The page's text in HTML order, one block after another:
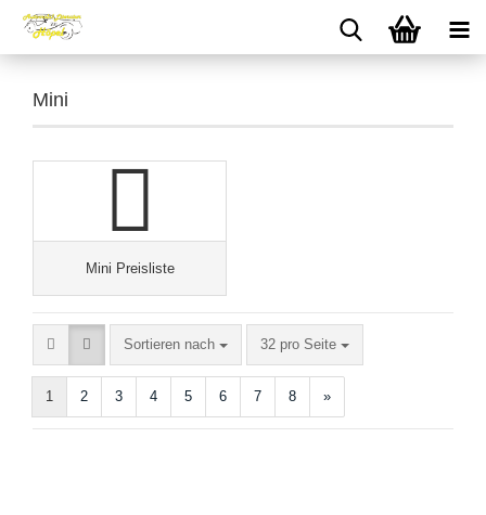
Mini
Mini Preisliste
Sortieren nach
Sortieren nach 32 pro Seite
pro Seite
1 2 3 4 5 6 7 8 »